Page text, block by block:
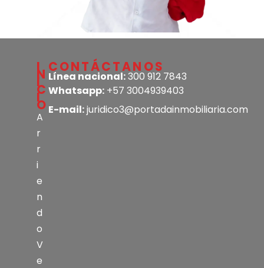
IN
I
C
I
O
A
r
r
i
e
n
d
o
V
e
CONTÁCTANOS
Línea nacional:300 912 7843
Whatsapp: +57 3004939403
E-mail:juridico3@portadainmobiliaria.com